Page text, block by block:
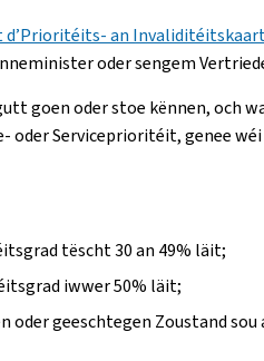
d’Prioritéits- an
oder sengem
goen oder stoe kënnen, och
oder Serviceprioritéit, genee
tëscht 30 an 49% läit;
iwwer 50% läit;
geeschtegen Zoustand sou